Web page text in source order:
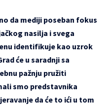
da mediji poseban fokus
nasilja i svega
identifikuje kao uzrok
će u saradnji sa
pažnju pružiti
smo predstavnika
da će to ići u tom